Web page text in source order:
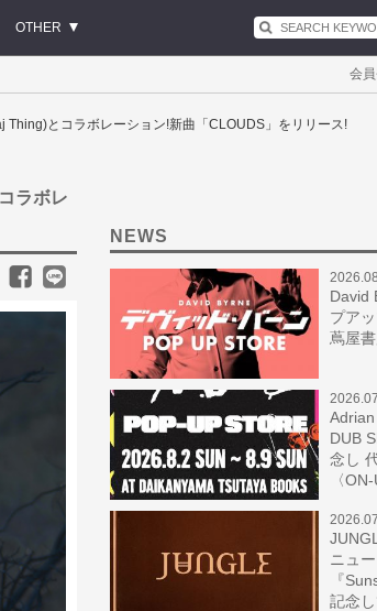
OTHER
会
とコラボレーション!新曲「CLOUDS」をリリース!
ラボレ
NEWS
David
プア
蔦屋
DUB
念し
〈
ニュ
『
記念